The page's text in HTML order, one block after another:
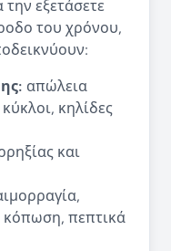
την εξετάσετε
του χρόνου,
απώλεια
κηλίδες
και
κόπωση, πεπτικά